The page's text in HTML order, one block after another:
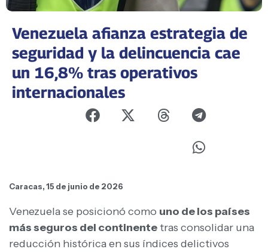
Venezuela afianza estrategia de
seguridad y la delincuencia cae
un 16,8% tras operativos
internacionales
Caracas, 15 de junio de 2026
Venezuela se posicionó como uno de los países
más seguros del continentetras consolidar una
reducción histórica en sus índices delictivos